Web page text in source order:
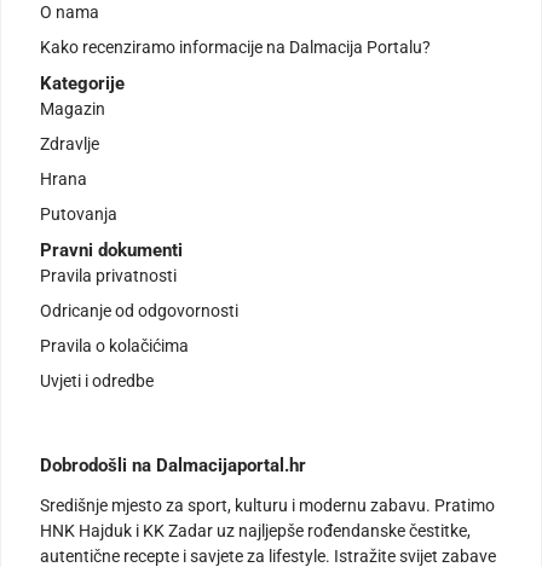
O nama
Kako recenziramo informacije na Dalmacija Portalu?
Kategorije
Magazin
Zdravlje
Hrana
Putovanja
Pravni dokumenti
Pravila privatnosti
Odricanje od odgovornosti
Pravila o kolačićima
Uvjeti i odredbe
Dobrodošli na Dalmacijaportal.hr
Središnje mjesto za sport, kulturu i modernu zabavu. Pratimo
HNK Hajduk i KK Zadar uz najljepše rođendanske čestitke,
autentične recepte i savjete za lifestyle. Istražite svijet zabave